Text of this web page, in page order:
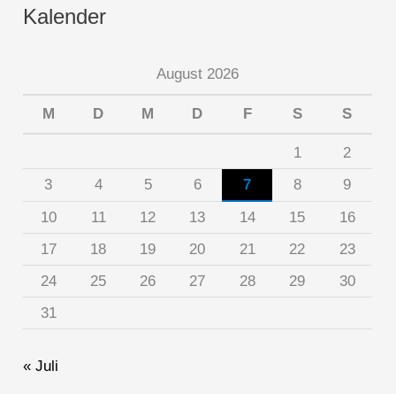
Kalender
August 2026
M D M D F S S
1
2
3
4 5 6 7 8
9
10
11 12 13 14 15
16
17
18 19 20 21 22
23
24
25 26 27 28 29
30
31
« Juli